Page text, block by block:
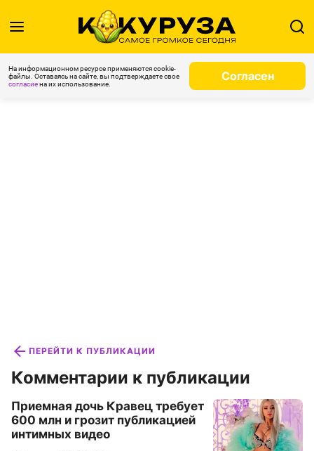
На информационном ресурсе применяются cookie-
файлы. Оставаясь на сайте, вы подтверждаете свое
согласиена их использование.
Согласен
ПЕРЕЙТИ К ПУБЛИКАЦИИ
Комментарии к публикации
Приемная дочь Кравец требует
600 млн и грозит публикацией
интимных видео